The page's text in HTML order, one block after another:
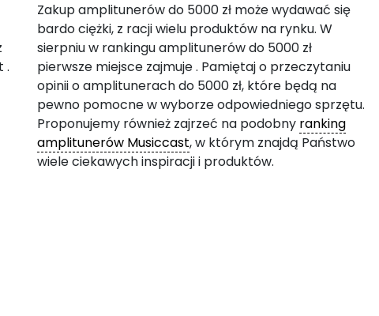
.
Zakup amplitunerów do 5000 zł może wydawać się
bardo ciężki, z racji wielu produktów na rynku. W
sierpniu w rankingu amplitunerów do 5000 zł
pierwsze miejsce zajmuje. Pamiętaj o przeczytaniu
opinii o amplitunerach do 5000 zł, które będą na
pewno pomocne w wyborze odpowiedniego sprzętu.
Proponujemy również zajrzeć na podobny ranking
amplitunerów Musiccast, w którym znajdą Państwo
wiele ciekawych inspiracji i produktów.